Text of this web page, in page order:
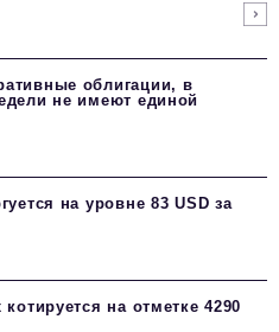
облигации, в
не имеют единой
на уровне 83 USD за
на отметке 4290